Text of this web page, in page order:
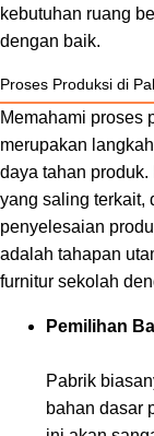
kebutuhan ruang
dengan baik.
Proses Produksi di
Memahami proses
merupakan
daya tahan
yang saling terkait,
penyelesaian
adalah tahapan
furnitur sekolah
Pemilihan
Pabrik
bahan dasar